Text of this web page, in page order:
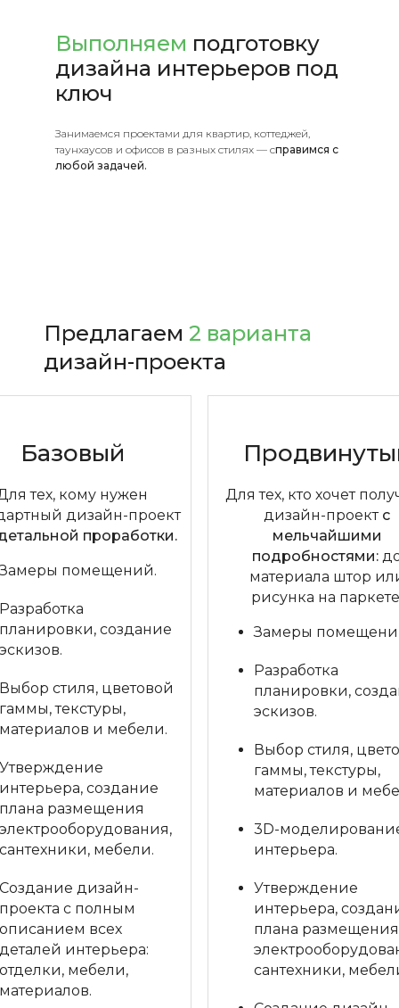
Выполняем подготовку
дизайна интерьеров под
ключ
Занимаемся проектами для квартир, коттеджей,
таунхаусов и офисов в разных стилях — справимся с
любой задачей.
Предлагаем 2 варианта
дизайн-проекта
Базовый
тех, кому нужен
дизайн-проект
проработки.
Замеры помещений.
Разработка
планировки, создание
эскизов.
Выбор стиля, цветовой
гаммы, текстуры,
материалов и мебели.
Утверждение
интерьера, создание
плана размещения
электрооборудования,
сантехники, мебели.
Создание дизайн-
проекта с полным
описанием всех
деталей интерьера:
отделки, мебели,
материалов.
Для тех, кто хочет
дизайн-проект с
мельчайшими
подробностями:
материала штор
рисунка на
Замеры
Разработка
планировки,
эскизов.
Выбор стиля,
гаммы, текстуры,
материалов и
3D-
интерьера.
Утверждение
интерьера,
плана размещения
сантехники,